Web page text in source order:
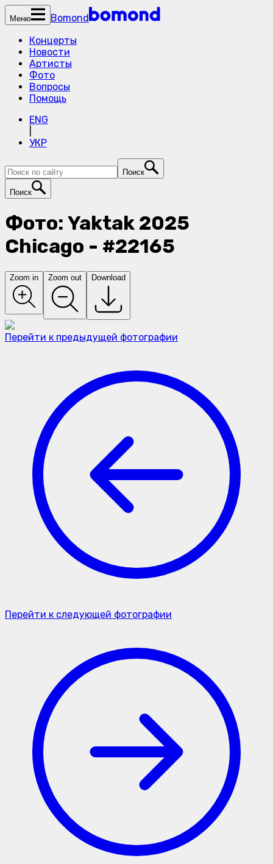
Меню
Bomond
Концерты
Новости
Артисты
Фото
Вопросы
Помощь
ENG
УКР
Поиск
Поиск
Фото: Yaktak 2025
Chicago - #22165
Zoom in Zoom out Download
Перейти к предыдущей фотографии
Перейти к следующей фотографии